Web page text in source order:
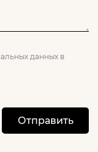
данных в
Отправить